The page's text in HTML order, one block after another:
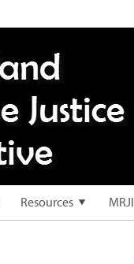
Resources